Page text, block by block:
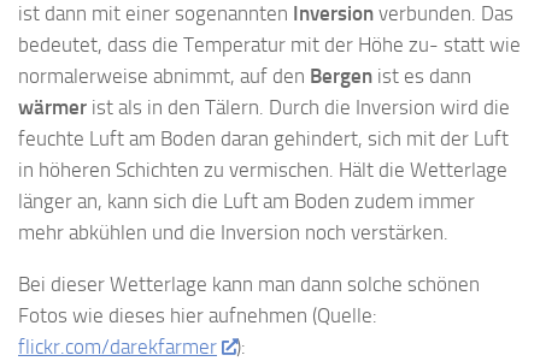
ist dann mit einer sogenannten Inversion verbunden. Das
bedeutet, dass die Temperatur mit der Höhe zu- statt wie
normalerweise abnimmt, auf den Bergen ist es dann
wärmer ist als in den Tälern. Durch die Inversion wird die
feuchte Luft am Boden daran gehindert, sich mit der Luft
in höheren Schichten zu vermischen. Hält die Wetterlage
länger an, kann sich die Luft am Boden zudem immer
mehr abkühlen und die Inversion noch verstärken.
Bei dieser Wetterlage kann man dann solche schönen
Fotos wie dieses hier aufnehmen (Quelle:
flickr.com/darekfarmer
):